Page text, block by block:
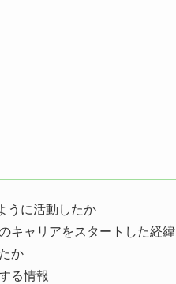
うに活動したか
キャリアをスタートした経緯
か
る情報